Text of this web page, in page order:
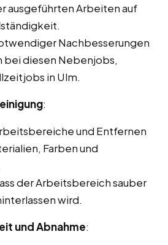
ausgeführten Arbeiten auf
Nachbesserungen
bei diesen Nebenjobs,
in Ulm.
:
und Entfernen
Farben und
der Arbeitsbereich sauber
wird.
und Abnahme: